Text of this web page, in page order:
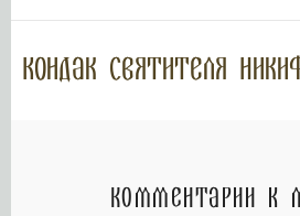
Кондак святителя
Комментарии к